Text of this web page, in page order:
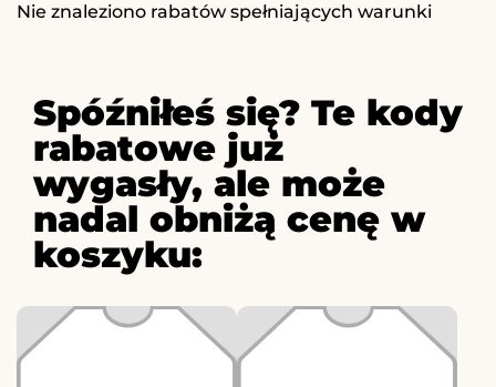
Nie znaleziono rabatów spełniających warunki
Spóźniłeś się? Te kody
rabatowe już
wygasły, ale może
nadal obniżą cenę w
koszyku: